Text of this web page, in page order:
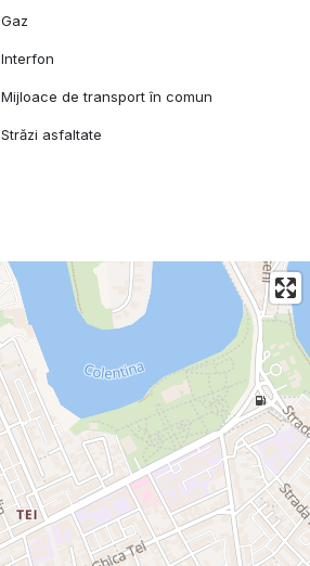
Gaz
Interfon
Mijloace de transport în comun
Străzi asfaltate